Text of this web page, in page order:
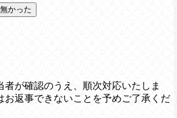
かった
者が確認のうえ、順次対応いたしま
お返事できないことを予めご了承くだ